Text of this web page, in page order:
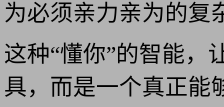
为必须亲力亲为的复
这种“懂你”的智能，
具，而是一个真正能